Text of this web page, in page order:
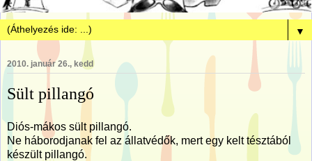
▼
2010. január 26., kedd
Sült pillangó
Diós-mákos sült pillangó.
Ne háborodjanak fel az állatvédők, mert egy kelt tésztából
készült pillangó.